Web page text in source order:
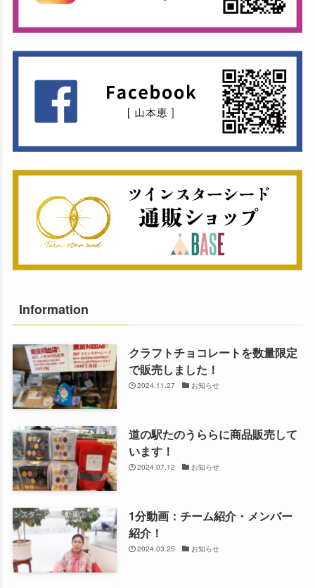
Information
クラフトチョコレートを数量限定
で販売しました！
2024.11.27 お知らせ
道の駅たのうららに商品販売して
います！
2024.07.12 お知らせ
1分動画：チーム紹介・メンバー
紹介！
2024.03.25 お知らせ